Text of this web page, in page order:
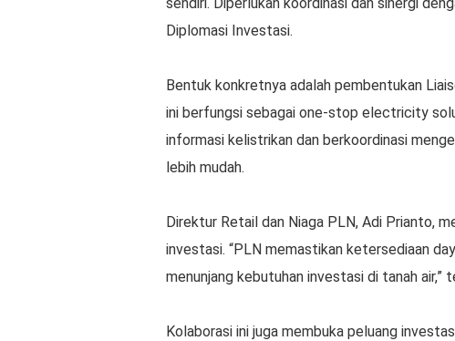
Diplomasi Investasi.
Bentuk konkretnya adalah pembentukan
ini berfungsi sebagai one-stop electricity
informasi kelistrikan dan berkoordinasi
lebih mudah.
Direktur Retail dan Niaga PLN, Adi Prianto,
investasi. “PLN memastikan ketersediaan
menunjang kebutuhan investasi di tanah air,”
Kolaborasi ini juga membuka peluang